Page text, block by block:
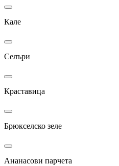
Кале
Селъри
Краставица
Брюкселско зеле
Ананасови парчета